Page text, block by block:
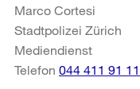
Marco Cortesi
Stadtpolizei Zürich
Mediendienst
Telefon 044 411 91 11